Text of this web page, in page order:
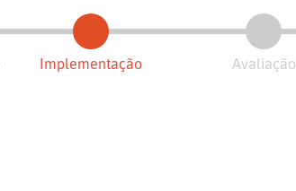
Implementação Avaliação